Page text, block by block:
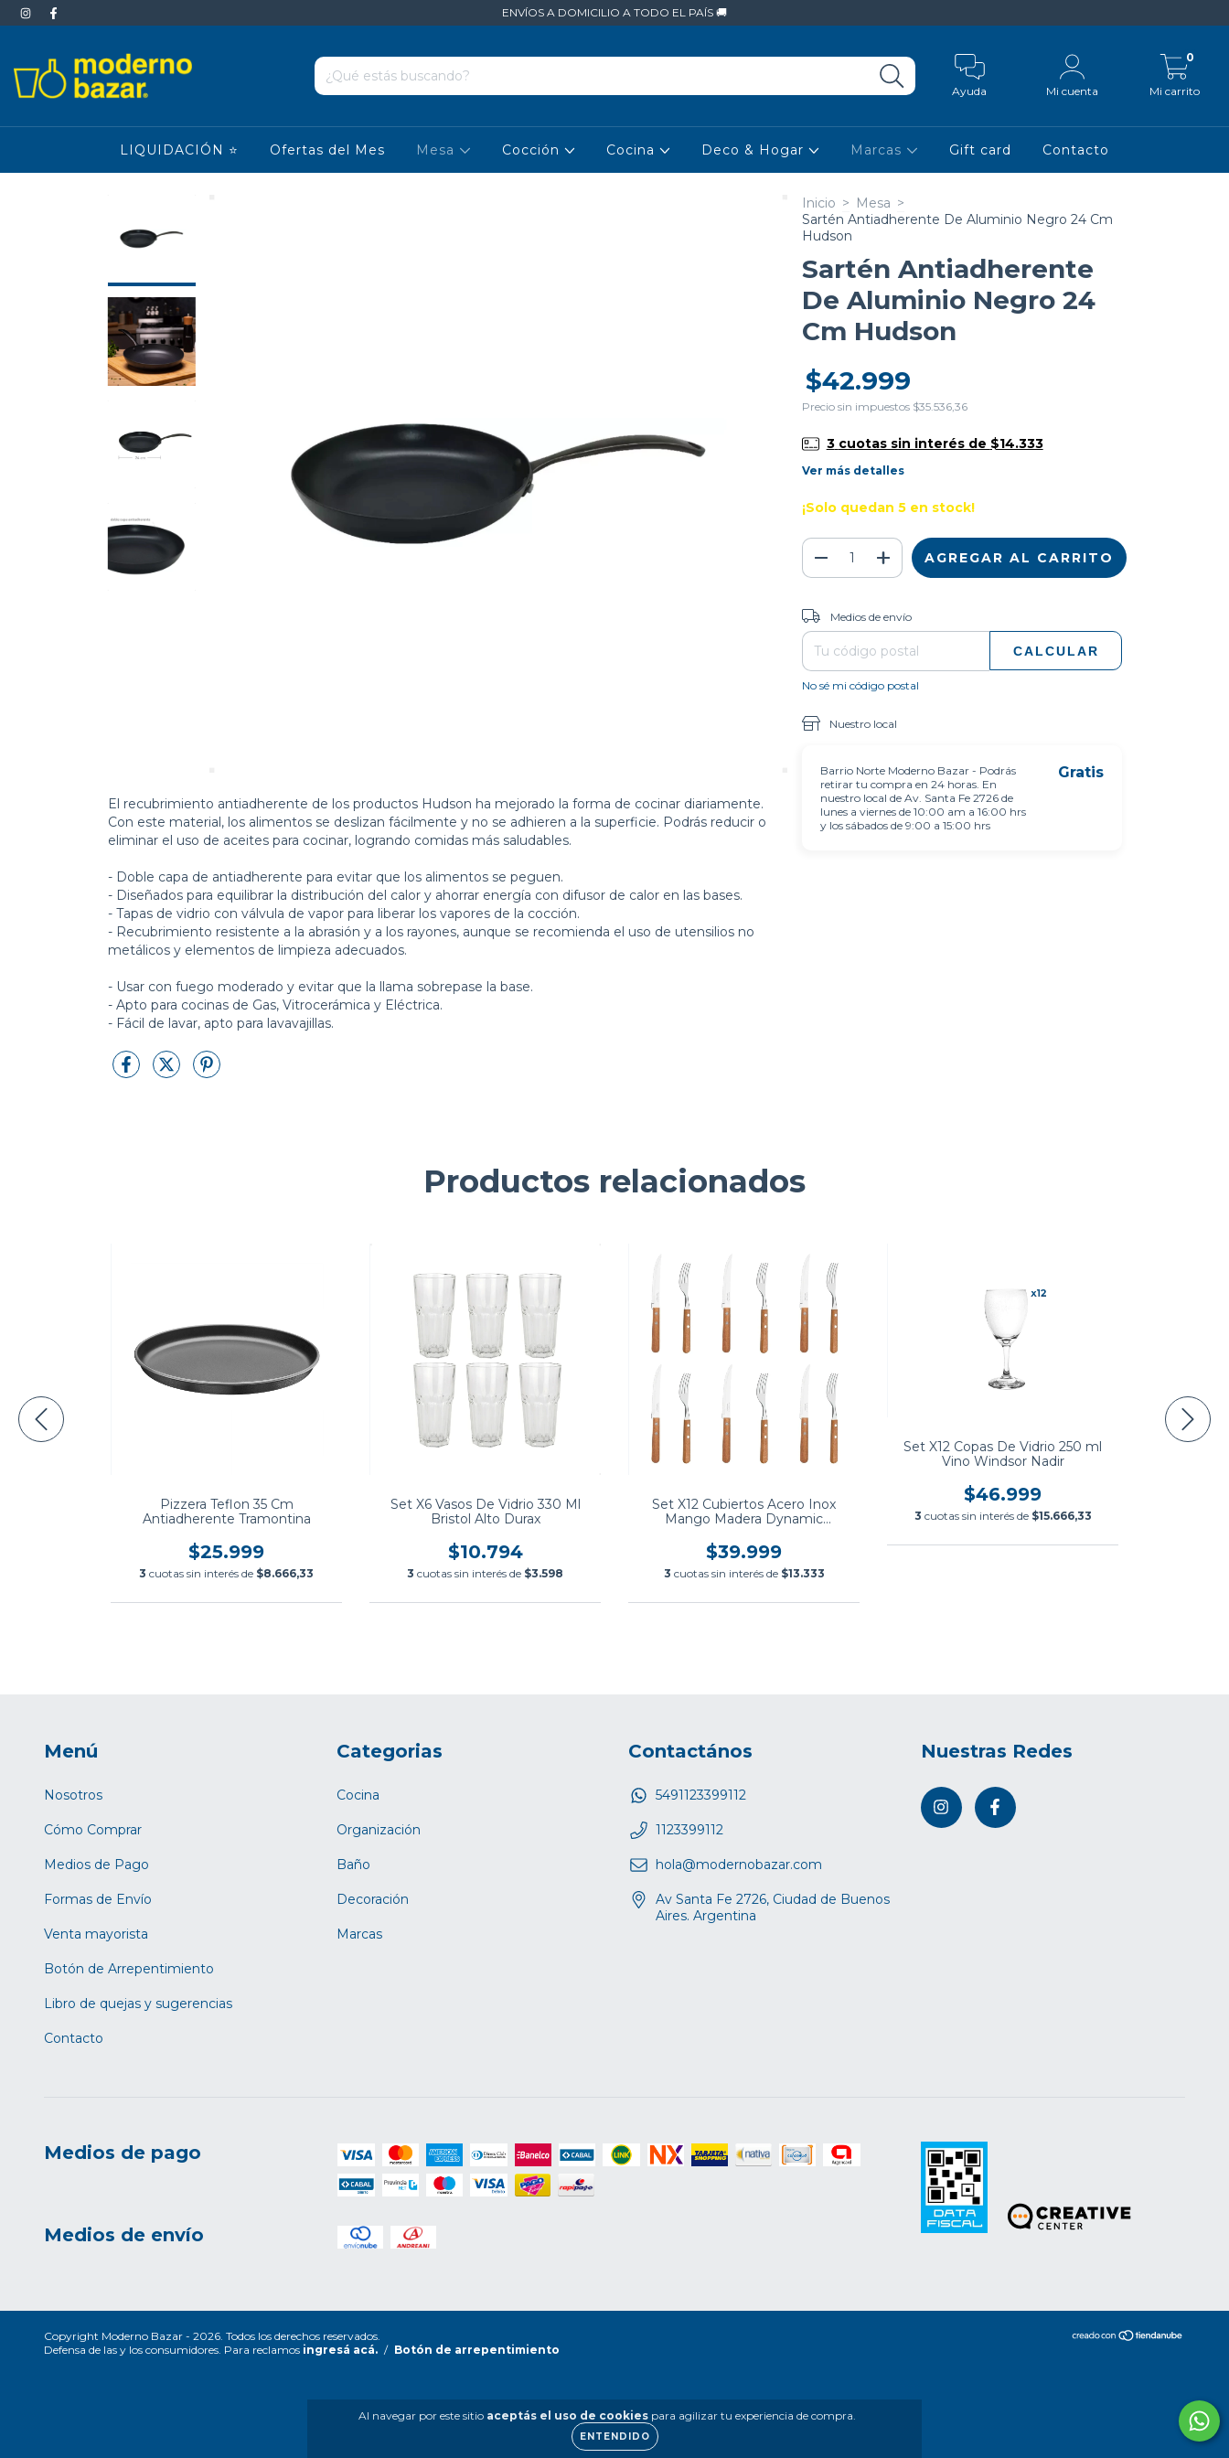
ENVÍOS A DOMICILIO A TODO EL PAÍS 🚚
Ayuda Mi cuenta Mi carrito
0
LIQUIDACIÓN ⭐ Ofertas del Mes Mesa Cocción Cocina Deco & Hogar Marcas Gift card Contacto
Al navegar por este sitio aceptás el uso de cookies para agilizar tu experiencia de compra.
ENTENDIDO
El recubrimiento antiadherente de los productos Hudson ha mejorado la forma de cocinar diariamente.
Con este material, los alimentos se deslizan fácilmente y no se adhieren a la superficie. Podrás reducir o
eliminar el uso de aceites para cocinar, logrando comidas más saludables.
- Doble capa de antiadherente para evitar que los alimentos se peguen.
- Diseñados para equilibrar la distribución del calor y ahorrar energía con difusor de calor en las bases.
- Tapas de vidrio con válvula de vapor para liberar los vapores de la cocción.
- Recubrimiento resistente a la abrasión y a los rayones, aunque se recomienda el uso de utensilios no
metálicos y elementos de limpieza adecuados.
- Usar con fuego moderado y evitar que la llama sobrepase la base.
- Apto para cocinas de Gas, Vitrocerámica y Eléctrica.
- Fácil de lavar, apto para lavavajillas.
Inicio > Mesa >
Sartén Antiadherente De Aluminio Negro 24 Cm
Hudson
Sartén Antiadherente
De Aluminio Negro 24
Cm Hudson
$42.999
Precio sin impuestos $35.536,36
3 cuotas sin interés de $14.333
Ver más detalles
¡Solo quedan 5 en stock!
Entregas para el CP:
Medios de envío
CALCULAR
No sé mi código postal
Nuestro local
Barrio Norte Moderno Bazar - Podrás
retirar tu compra en 24 horas. En
nuestro local de Av. Santa Fe 2726 de
lunes a viernes de 10:00 am a 16:00 hrs
y los sábados de 9:00 a 15:00 hrs
Gratis
Productos relacionados
Pizzera Teflon 35 Cm
Antiadherente Tramontina
$25.999
3 cuotas sin interés de $8.666,33
Set X6 Vasos De Vidrio 330 Ml
Bristol Alto Durax
$10.794
3 cuotas sin interés de $3.598
Set X12 Cubiertos Acero Inox
Mango Madera Dynamic
$39.999
3 cuotas sin interés de $13.333
Set X12 Copas De Vidrio 250 ml
Vino Windsor Nadir
$46.999
3 cuotas sin interés de $15.666,33
Menú
Nosotros
Cómo Comprar
Medios de Pago
Formas de Envío
Venta mayorista
Botón de Arrepentimiento
Libro de quejas y sugerencias
Contacto
Categorias
Cocina
Organización
Baño
Decoración
Marcas
Contactános
5491123399112
1123399112
hola@modernobazar.com
Av Santa Fe 2726, Ciudad de Buenos
Aires. Argentina
Nuestras Redes
Medios de pago
Medios de envío
Copyright Moderno Bazar - 2026. Todos los derechos reservados.
Defensa de las y los consumidores. Para reclamos ingresá acá. / Botón de arrepentimiento